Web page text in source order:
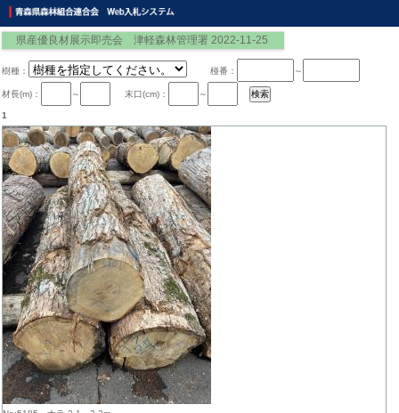
県産優良材展示即売会 津軽森林管理署 2022-11-25
樹種： 椪番： ～
材長(m)： ～ 末口(cm)： ～
1